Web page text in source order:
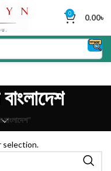
0 0.00৳
selection.